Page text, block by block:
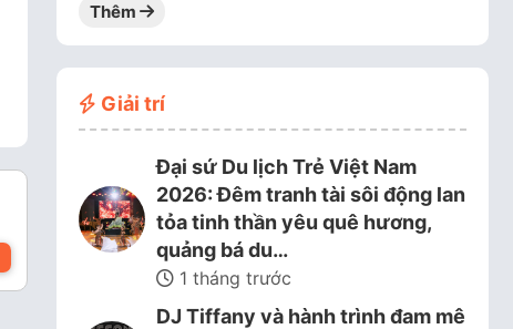
Thêm
Giải trí
Đại sứ Du lịch Trẻ Việt Nam
2026: Đêm tranh tài sôi động lan
tỏa tinh thần yêu quê hương,
quảng bá du…
1 tháng trước
DJ Tiffany và hành trình đam mê